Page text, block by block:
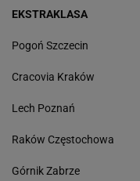
EKSTRAKLASA
Pogoń Szczecin
Cracovia Kraków
Lech Poznań
Raków Częstochowa
Górnik Zabrze